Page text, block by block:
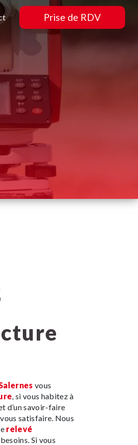
Prise de RDV
vous
, si vous habitez à
d’un savoir-faire
satisfaire. Nous
relevé
Si vous